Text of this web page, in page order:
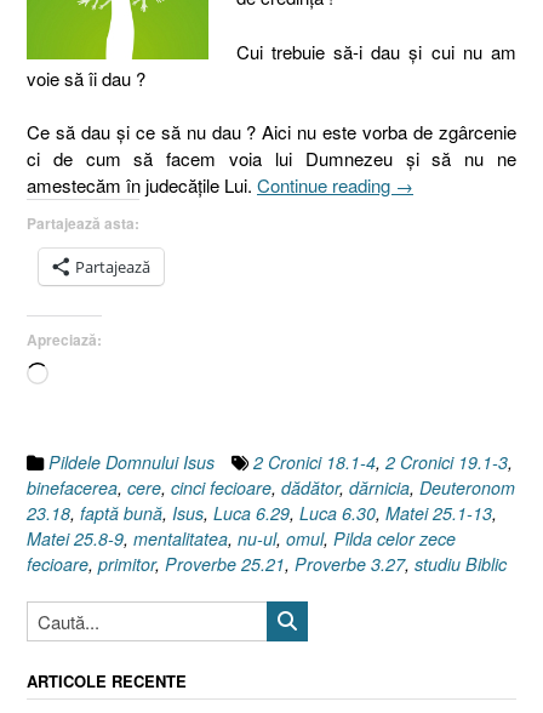
Cui trebuie să-i dau şi cui nu am
voie să îi dau ?
Ce să dau şi ce să nu dau ? Aici nu este vorba de zgârcenie
ci de cum să facem voia lui Dumnezeu şi să nu ne
amestecăm în judecăţile Lui. Continue reading „Pilda
13]”
→
Partajează asta:
Partajează
Apreciază:
Încarc...
Pildele Domnului Isus 2 Cronici 18.1-4, 2 Cronici 19.1-3,
binefacerea, cere, cinci fecioare, dădător, dărnicia, Deuteronom
23.18, faptă bună, Isus, Luca 6.29, Luca 6.30, Matei 25.1-13,
Matei 25.8-9, mentalitatea, nu-ul, omul, Pilda celor zece
fecioare, primitor, Proverbe 25.21, Proverbe 3.27, studiu Biblic
ARTICOLE RECENTE